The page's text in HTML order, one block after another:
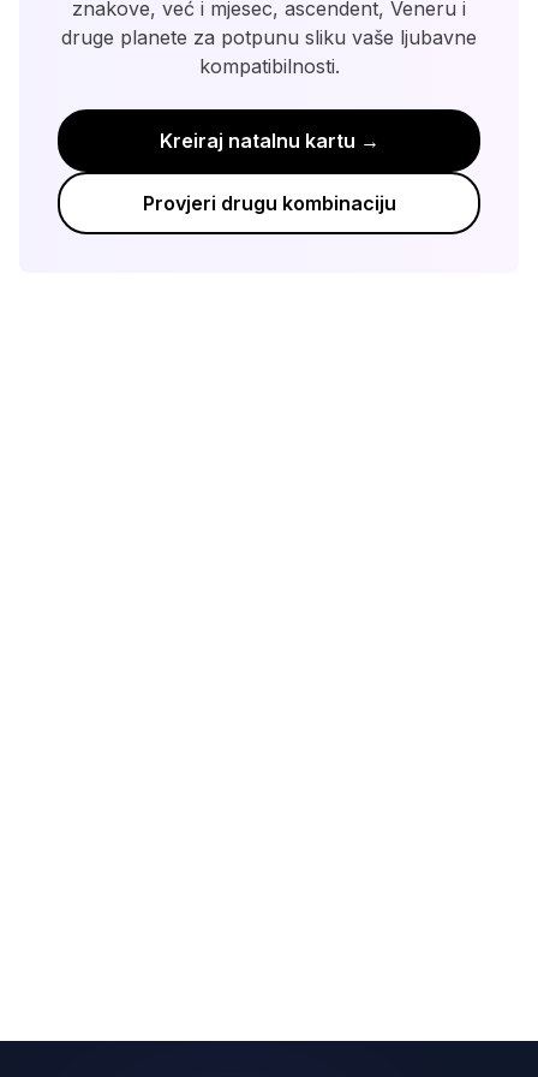
znakove, već i mjesec, ascendent, Veneru i
druge planete za potpunu sliku vaše ljubavne
kompatibilnosti.
Kreiraj natalnu kartu →
Provjeri drugu kombinaciju